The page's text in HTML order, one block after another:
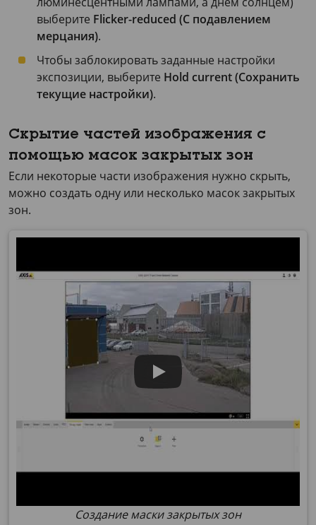
выберите Flicker-reduced (С подавлением
мерцания).
Чтобы заблокировать заданные настройки
экспозиции, выберите Hold current (Сохранить
текущие настройки).
Скрытие частей изображения с
помощью масок закрытых зон
Если некоторые части изображения нужно скрыть,
можно создать одну или несколько масок закрытых
зон.
Создание маски закрытых зон